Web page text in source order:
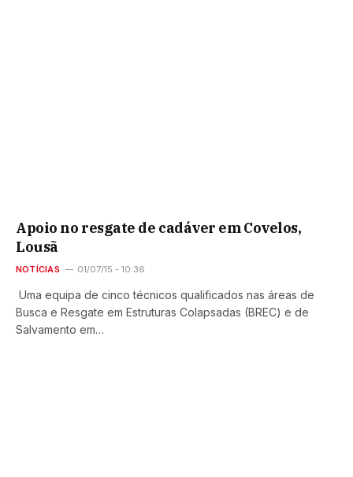
Apoio no resgate de cadáver em Covelos,
Lousã
NOTÍCIAS 01/07/15 - 10:36
Uma equipa de cinco técnicos qualificados nas áreas de
Busca e Resgate em Estruturas Colapsadas (BREC) e de
Salvamento em…